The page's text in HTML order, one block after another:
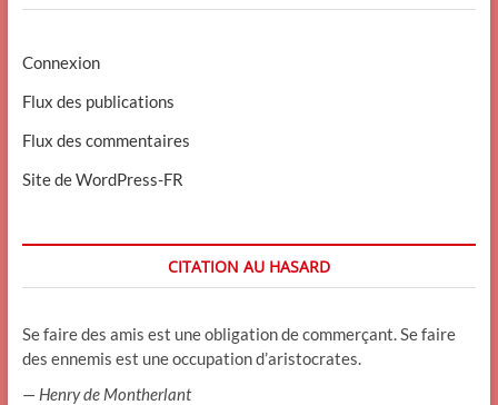
Connexion
Flux des publications
Flux des commentaires
Site de WordPress-FR
CITATION AU HASARD
Se faire des amis est une obligation de commerçant. Se faire
des ennemis est une occupation d’aristocrates.
— Henry de Montherlant